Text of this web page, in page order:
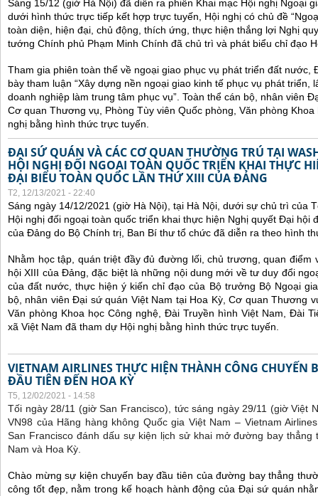
Sáng 15/12 (giờ Hà Nội) đã diễn ra phiên Khai mạc Hội nghị Ngoại
dưới hình thức trực tiếp kết hợp trực tuyến, Hội nghị có chủ đề
toàn diện, hiện đại, chủ động, thích ứng, thực hiện thắng lợi Nghị
tướng Chính phủ Phạm Minh Chính đã chủ trì và phát biểu chỉ đạo
Tham gia phiên toàn thể về ngoại giao phục vụ phát triển đất nước,
bày tham luận “Xây dựng nền ngoại giao kinh tế phục vụ phát triển,
doanh nghiệp làm trung tâm phục vụ”. Toàn thể cán bộ, nhân viên
Cơ quan Thương vụ, Phòng Tùy viên Quốc phòng, Văn phòng
nghị bằng hình thức trực tuyến.
ĐẠI SỨ QUÁN VÀ CÁC CƠ QUAN THƯỜNG TRÚ TẠI
HỘI NGHỊ ĐỐI NGOẠI TOÀN QUỐC TRIỂN KHAI THỰC
ĐẠI BIỂU TOÀN QUỐC LẦN THỨ XIII CỦA ĐẢNG
T2, 12/13/2021 - 22:40
Sáng ngày 14/12/2021 (giờ Hà Nội), tại Hà Nội, dưới sự chủ trì của
Hội nghị đối ngoại toàn quốc triển khai thực hiện Nghị quyết Đại hội
của Đảng do Bộ Chính trị, Ban Bí thư tổ chức đã diễn ra theo hình
Nhằm học tập, quán triệt đầy đủ đường lối, chủ trương, quan điểm
hội XIII của Đảng, đặc biệt là những nội dung mới về tư duy đổi
của đất nước, thực hiện ý kiến chỉ đạo của Bộ trưởng Bộ Ngoại
bộ, nhân viên Đại sứ quán Việt Nam tại Hoa Kỳ, Cơ quan Thương
Văn phòng Khoa học Công nghệ, Đài Truyền hình Việt Nam, Đài
xã Việt Nam đã tham dự Hội nghị bằng hình thức trực tuyến.
VIETNAM AIRLINES THỰC HIỆN THÀNH CÔNG CHUYẾN
ĐẦU TIÊN ĐẾN HOA KỲ
T5, 12/02/2021 - 14:58
Tối ngày 28/11 (giờ San Francisco), tức sáng ngày 29/11 (giờ Việt
VN98 của Hãng hàng không Quốc gia Việt Nam – Vietnam
San Francisco đánh dấu sự kiện lịch sử khai mở đường bay
Nam và Hoa Kỳ.
Chào mừng sự kiện chuyến bay đầu tiên của đường bay thẳng
công tốt đẹp, nằm trong kế hoạch hành động của Đại sứ quán